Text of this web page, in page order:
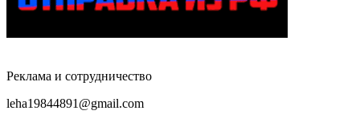
Реклама и сотрудничество
leha19844891@gmail.com